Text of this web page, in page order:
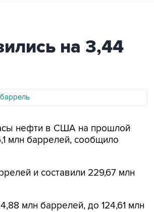
на 3,44
нефти в США на прошлой
млн баррелей, сообщило
и составили 229,67 млн
млн баррелей, до 124,61 млн